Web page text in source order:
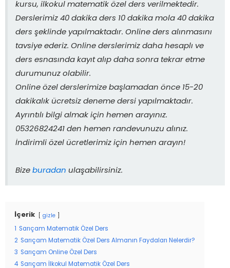
kursu, ilkokul matematik özel ders verilmektedir.
Derslerimiz 40 dakika ders 10 dakika mola 40 dakika
ders şeklinde yapılmaktadır. Online ders alınmasını
tavsiye ederiz. Online derslerimiz daha hesaplı ve
ders esnasında kayıt alıp daha sonra tekrar etme
durumunuz olabilir.
Online özel derslerimize başlamadan önce 15-20
dakikalık ücretsiz deneme dersi yapılmaktadır.
Ayrıntılı bilgi almak için hemen arayınız.
05326824241 den hemen randevunuzu alınız.
İndirimli özel ücretlerimiz için hemen arayın!
Bize buradan ulaşabilirsiniz.
İçerik gizle
Sarıçam Matematik Özel Ders
2 Sarıçam Matematik Özel Ders Almanın Faydaları Nelerdir?
3 Sarıçam Online Özel Ders
4 Sarıçam İlkokul Matematik Özel Ders